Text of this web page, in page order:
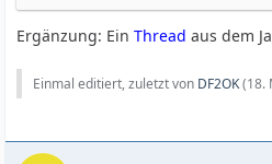
Ergänzung: EinThread aus dem
Einmal editiert, zuletzt von DF2OK(18.